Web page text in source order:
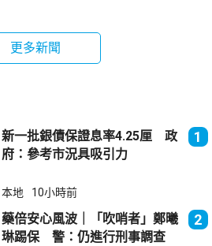
更多新聞
新一批銀債保證息率4.25厘 政
府：參考市況具吸引力
1
本地 10小時前
藥倍安心風波｜「吹哨者」鄭曦
琳踢保 警：仍進行刑事調查
2